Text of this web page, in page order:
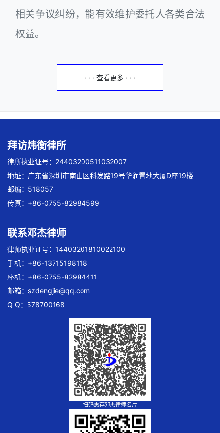
相关争议纠纷，能有效维护委托人各类合法
权益。
· · · 查看更多 · · ·
拜访炜衡律所
律所执业证号：24403200511032007
地址：广东省深圳市南山区科发路19号华润置地大厦D座19楼
邮编：518057
传真：+86-0755-82984599
联系邓杰律师
律师执业证号：14403201810022100
手机：+86-13715198118
座机：+86-0755-82984411
邮箱： szdengjie@qq.com
Q Q：578700168
扫码惠存邓杰律师名片